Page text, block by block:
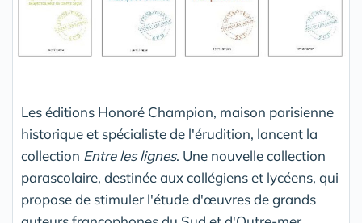
Les éditions Honoré Champion, maison parisienne
historique et spécialiste de l'érudition, lancent la
collection Entre les lignes. Une nouvelle collection
parascolaire, destinée aux collégiens et lycéens, qui
propose de stimuler l'étude d'œuvres de grands